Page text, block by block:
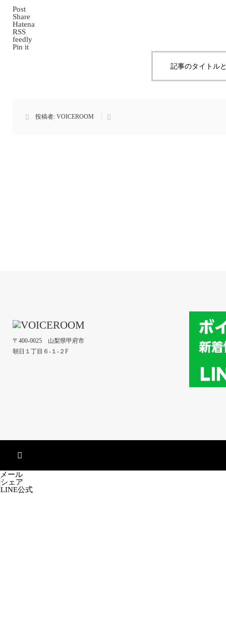
Post
Share
Hatena
RSS
feedly
Pin it
記事のタイトル
投稿者: VOICEROOM
〒400-0025 山梨県甲府市
朝日１丁目６-１-２F
メール
シェア
LINE公式